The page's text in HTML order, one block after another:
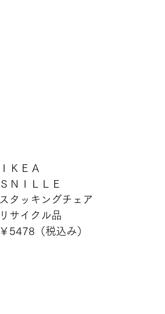
ＩＫＥＡ
ＳＮＩＬＬＥ
スタッキングチェア
リサイクル品
￥5478（税込み）